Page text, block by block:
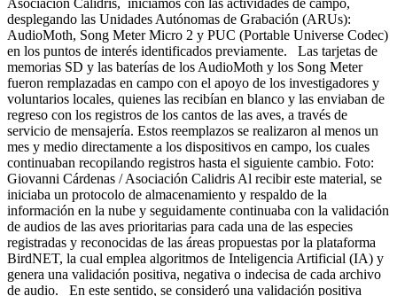
Asociación Calidris, iniciamos con las actividades de campo,
desplegando las Unidades Autónomas de Grabación (ARUs):
AudioMoth, Song Meter Micro 2 y PUC (Portable Universe Codec)
en los puntos de interés identificados previamente. Las tarjetas de
memorias SD y las baterías de los AudioMoth y los Song Meter
fueron remplazadas en campo con el apoyo de los investigadores y
voluntarios locales, quienes las recibían en blanco y las enviaban de
regreso con los registros de los cantos de las aves, a través de
servicio de mensajería. Estos reemplazos se realizaron al menos un
mes y medio directamente a los dispositivos en campo, los cuales
continuaban recopilando registros hasta el siguiente cambio. Foto:
Giovanni Cárdenas / Asociación Calidris Al recibir este material, se
iniciaba un protocolo de almacenamiento y respaldo de la
información en la nube y seguidamente continuaba con la validación
de audios de las aves prioritarias para cada una de las especies
registradas y reconocidas de las áreas propuestas por la plataforma
BirdNET, la cual emplea algoritmos de Inteligencia Artificial (IA) y
genera una validación positiva, negativa o indecisa de cada archivo
de audio. En este sentido, se consideró una validación positiva